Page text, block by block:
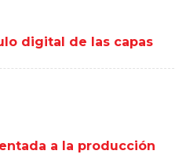
digital de las capas
a la producción